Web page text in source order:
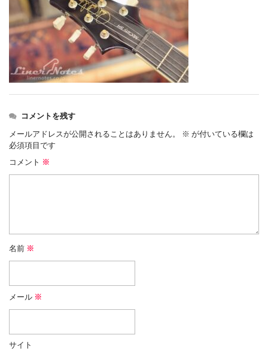
コメントを残す
メールアドレスが公開されることはありません。 ※ が付いている欄は
必須項目です
コメント ※
名前 ※
メール ※
サイト